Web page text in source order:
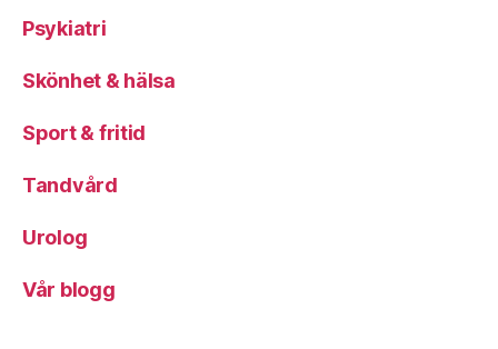
Psykiatri
Skönhet & hälsa
Sport & fritid
Tandvård
Urolog
Vår blogg